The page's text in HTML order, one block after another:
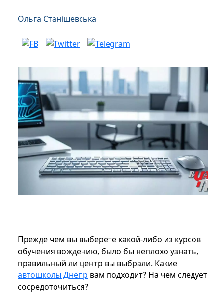
Ольга Станішевська
Прежде чем вы выберете какой-либо из курсов
обучения вождению, было бы неплохо узнать,
правильный ли центр вы выбрали. Какие
автошколы Днепр вам подходит? На чем следует
сосредоточиться?